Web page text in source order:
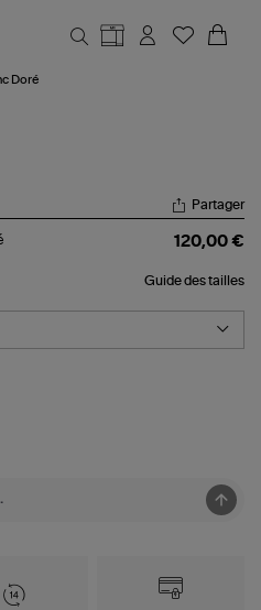
Doré
Partager
120,00 €
Guide des tailles